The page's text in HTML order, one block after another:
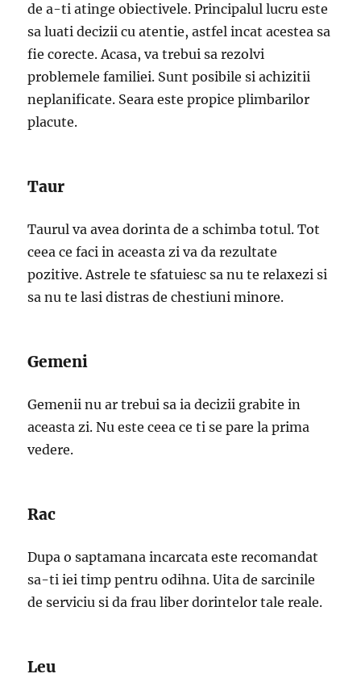
de a-ti atinge obiectivele. Principalul lucru este
sa luati decizii cu atentie, astfel incat acestea sa
fie corecte. Acasa, va trebui sa rezolvi
problemele familiei. Sunt posibile si achizitii
neplanificate. Seara este propice plimbarilor
placute.
Taur
Taurul va avea dorinta de a schimba totul. Tot
ceea ce faci in aceasta zi va da rezultate
pozitive. Astrele te sfatuiesc sa nu te relaxezi si
sa nu te lasi distras de chestiuni minore.
Gemeni
Gemenii nu ar trebui sa ia decizii grabite in
aceasta zi. Nu este ceea ce ti se pare la prima
vedere.
Rac
Dupa o saptamana incarcata este recomandat
sa-ti iei timp pentru odihna. Uita de sarcinile
de serviciu si da frau liber dorintelor tale reale.
Leu